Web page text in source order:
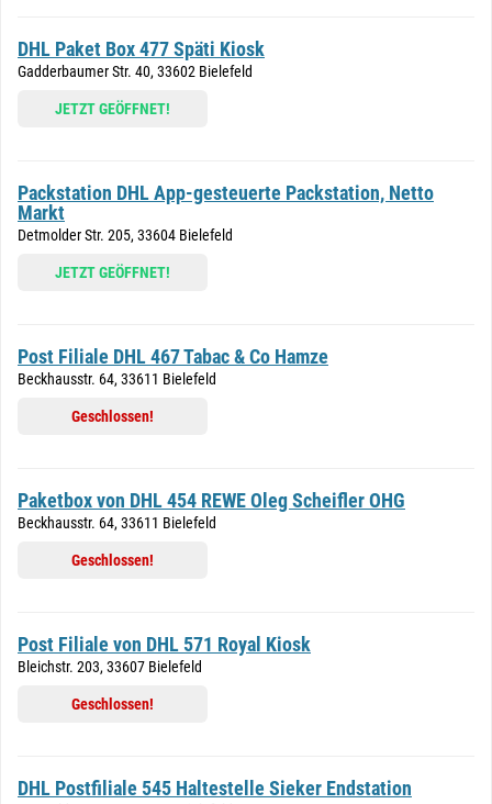
DHL Paket Box 477 Späti Kiosk
Gadderbaumer Str. 40, 33602 Bielefeld
JETZT GEÖFFNET!
Packstation DHL App-gesteuerte Packstation, Netto
Markt
Detmolder Str. 205, 33604 Bielefeld
JETZT GEÖFFNET!
Post Filiale DHL 467 Tabac & Co Hamze
Beckhausstr. 64, 33611 Bielefeld
Geschlossen!
Paketbox von DHL 454 REWE Oleg Scheifler OHG
Beckhausstr. 64, 33611 Bielefeld
Geschlossen!
Post Filiale von DHL 571 Royal Kiosk
Bleichstr. 203, 33607 Bielefeld
Geschlossen!
DHL Postfiliale 545 Haltestelle Sieker Endstation